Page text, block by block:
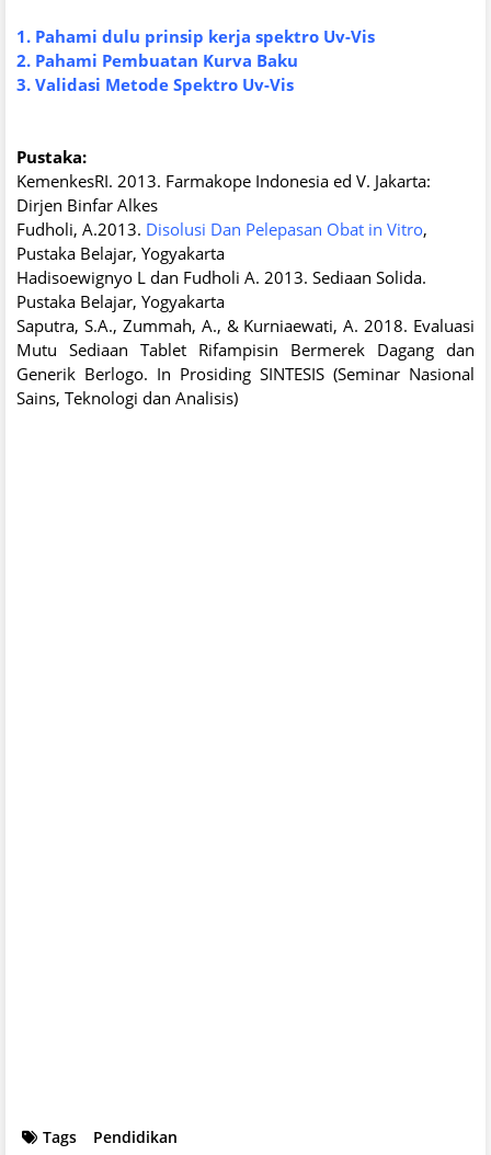
1. Pahami dulu prinsip kerja spektro Uv-Vis
2. Pahami Pembuatan Kurva Baku
3. Validasi Metode Spektro Uv-Vis
Pustaka:
KemenkesRI. 2013. Farmakope Indonesia ed V. Jakarta:
Dirjen Binfar Alkes
Fudholi, A.2013. Disolusi Dan Pelepasan Obat in Vitro,
Pustaka Belajar, Yogyakarta
Hadisoewignyo L dan Fudholi A. 2013. Sediaan Solida.
Pustaka Belajar, Yogyakarta
Saputra, S.A., Zummah, A., & Kurniaewati, A. 2018. Evaluasi
Mutu Sediaan Tablet Rifampisin Bermerek Dagang dan
Generik Berlogo. In Prosiding SINTESIS (Seminar Nasional
Sains, Teknologi dan Analisis)
Tags Pendidikan